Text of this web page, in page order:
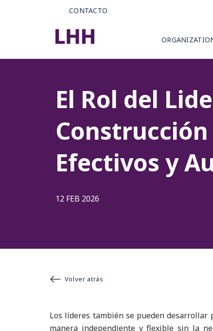
CONTACTO
El Rol del
Efectivos y
12 FEB 2026
Volver atrás
Los líderes también se pueden
manera independiente y flexible sin la